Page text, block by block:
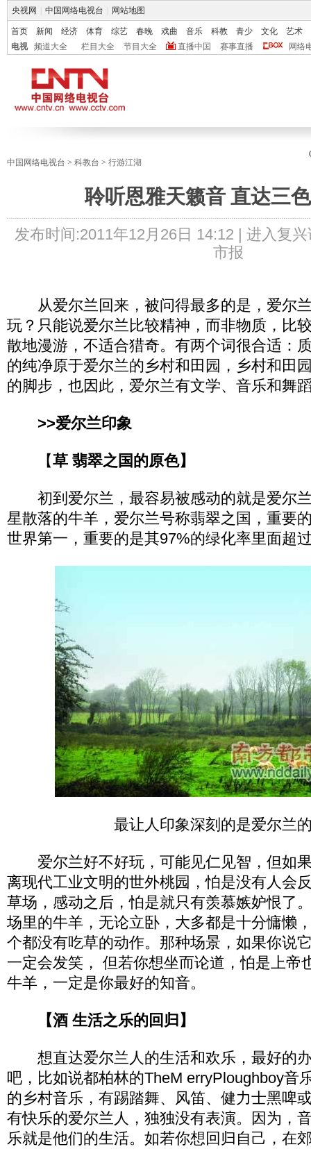
央视网 中国网络电视台 网站地图
首页 新闻 经济 体育 综艺 春晚 戏曲 音乐 科教 青少 文化
艺术
电视
频道大全 栏目大全 节目大全 直播中国 赛事直播 网络
中国网络电视台 > 科教台 > 行游江湖
聆听恩雅天籁音 直达三
发布时间:2011年12月26日 14:12 | 进入复兴
市报
从爱尔兰回来，被问得最多的是，爱尔
玩？只能说爱尔兰比较精神，而非物质，比
散地漫游，不适合猎奇。有两个词很合适：
的纯净原于爱尔兰的乡村和田园，乡村和田
的脚步，也因此，爱尔兰有文学、音乐和舞
>>爱尔兰印象
【草 翡翠之国的原色】
初到爱尔兰，最容易被感动的就是爱尔
星散落的牛羊，爱尔兰号称翡翠之国，重要
世界第一，重要的是其97%的绿化率里面超
最让人印象深刻的是爱尔兰
爱尔兰好不好玩，可能见仁见智，但如
离现代工业文明的世外桃园，怕是没有人会
草场，感动之后，怕是就只有羡慕嫉妒恨了
场里的牛羊，无论立卧，大多都是十分慵懒
个都没有吃草的动作。那种场景，如果你说
一定会发笑， 但若你想坐而论道，怕是上帝
牛羊，一定是你最好的知音。
【酒 生活之乐的回归】
想直达爱尔兰人的生活和欢乐，最好的
吧，比如说都柏林的TheM erryPloughboy音
的乡村音乐，有踢踏舞、风笛、健力士黑啤
有快乐的爱尔兰人，独独没有表演。因为，
乐就是他们的生活。如若你想回归自己，在